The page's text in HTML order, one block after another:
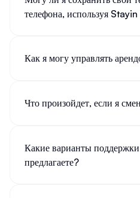
телефона, используя
Как я могу управлять
Что произойдет, если я
Какие варианты
предлагаете?